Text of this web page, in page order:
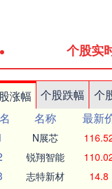
个股实
涨幅 个股跌幅 个
名称 最新
N展芯
锐翔智能
志特新材 14.8